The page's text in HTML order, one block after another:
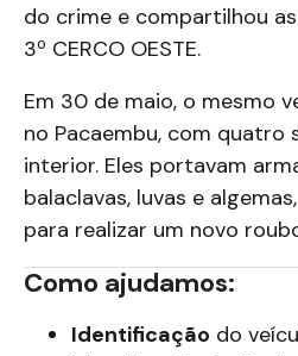
do crime e compartilhou
3º CERCO OESTE.
Em 30 de maio, o mesmo
no Pacaembu, com quatro
interior. Eles portavam
balaclavas, luvas e
para realizar um novo
Como ajudamos:
Identificação do